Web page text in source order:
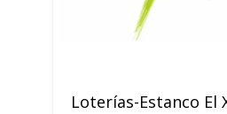
Loterías-Estanco El